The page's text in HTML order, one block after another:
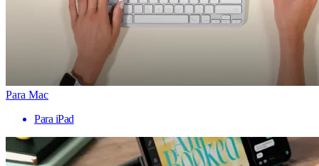
Para Mac
Para iPad